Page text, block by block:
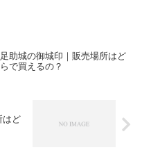
足助城の御城印｜販売場所はど
で買えるの？
はど